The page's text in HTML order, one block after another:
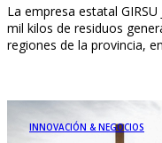
La empresa estatal GIRSU
mil kilos de residuos
regiones de la provincia,
INNOVACIÓN & NEGOCIOS